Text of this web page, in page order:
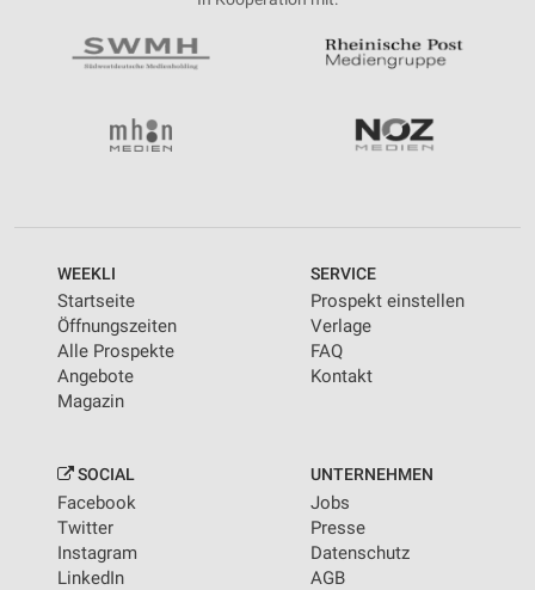
WEEKLI
Startseite
Öffnungszeiten
Alle Prospekte
Angebote
Magazin
SERVICE
Prospekt einstellen
Verlage
FAQ
Kontakt
SOCIAL
Facebook
Twitter
Instagram
LinkedIn
UNTERNEHMEN
Jobs
Presse
Datenschutz
AGB